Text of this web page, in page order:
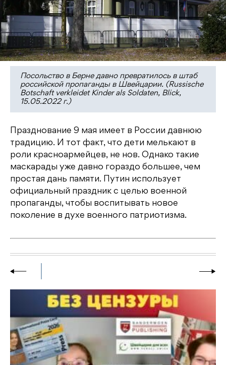
Посольство в Берне давно превратилось в штаб
российской пропаганды в Швейцарии. (Russische
Botschaft verkleidet Kinder als Soldaten, Blick,
15.05.2022 г.)
Празднование 9 мая имеет в России давнюю
традицию. И тот факт, что дети мелькают в
роли красноармейцев, не нов. Однако такие
маскарады уже давно гораздо большее, чем
простая дань памяти. Путин использует
официальный праздник с целью военной
пропаганды, чтобы воспитывать новое
поколение в духе военного патриотизма.